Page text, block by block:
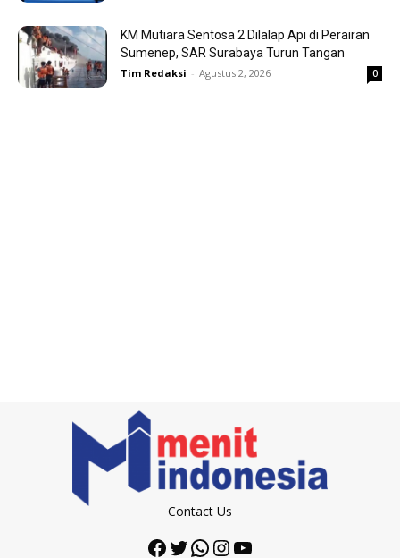
KM Mutiara Sentosa 2 Dilalap Api di Perairan
Sumenep, SAR Surabaya Turun Tangan
Tim Redaksi - Agustus 2, 2026 0
Contact Us
Facebook
Twitter
WhatsApp
Instagram
YouTube